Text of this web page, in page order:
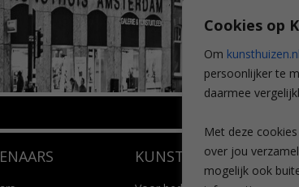
Cookies op
Om kunsthuizen.nl
persoonlijker te
daarmee
Met deze
over jou
mogelijk ook
4818 SB Breda
+31 (0)76
KUNSTUITLEEN